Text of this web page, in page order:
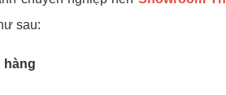
sau:
hàng